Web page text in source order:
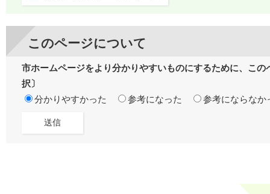
このページについて
市ホームページをより分かりやすいものにするために、こ
択〕
分かりやすかった
参考になった 参考にならなか